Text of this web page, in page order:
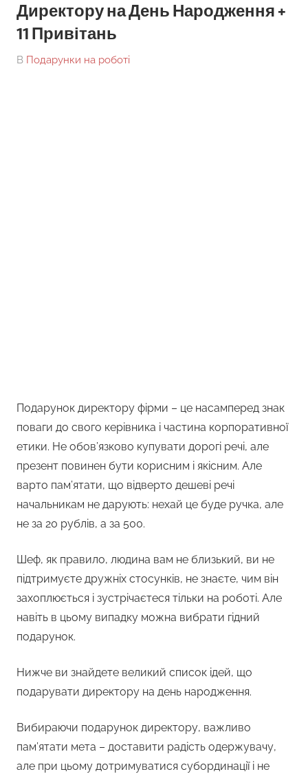
Директору на День Народження +
11 Привітань
On
By
В Подарунки на роботі
Подарунок директору фірми – це насамперед знак
поваги до свого керівника і частина корпоративної
етики. Не обов’язково купувати дорогі речі, але
презент повинен бути корисним і якісним. Але
варто пам’ятати, що відверто дешеві речі
начальникам не дарують: нехай це буде ручка, але
не за 20 рублів, а за 500.
Шеф, як правило, людина вам не близький, ви не
підтримуєте дружніх стосунків, не знаєте, чим він
захоплюється і зустрічаєтеся тільки на роботі. Але
навіть в цьому випадку можна вибрати гідний
подарунок.
Нижче ви знайдете великий список ідей, що
подарувати директору на день народження.
Вибираючи подарунок директору, важливо
пам’ятати мета – доставити радість одержувачу,
але при цьому дотримуватися субординації і не